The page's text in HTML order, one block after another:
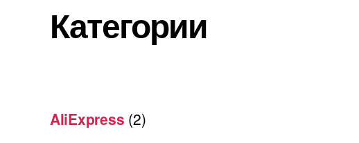
Категории
AliExpress (2)